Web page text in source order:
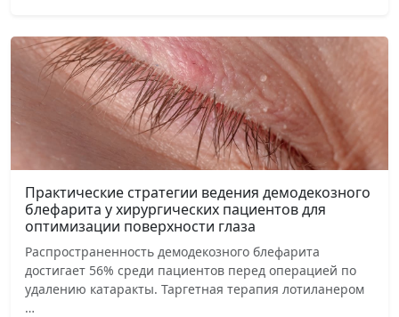
Практические стратегии ведения демодекозного
блефарита у хирургических пациентов для
оптимизации поверхности глаза
Распространенность демодекозного блефарита
достигает 56% среди пациентов перед операцией по
удалению катаракты. Таргетная терапия лотиланером
…